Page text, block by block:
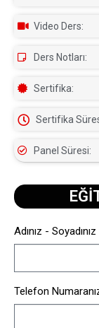
Video Ders:
Ders Notları:
Sertifika:
Sertifika
Panel Süresi:
Adınız - Soyadınız
Telefon